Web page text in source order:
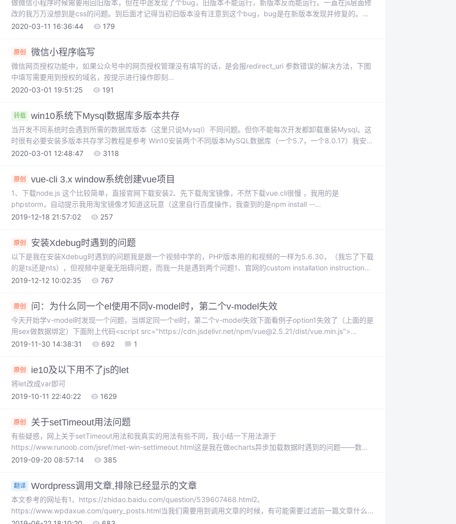
做微信小程序时候需要用回旧版本，但在中途发现了个bug，旧版本不能运行，新版本反而能运行。一直在js层面修
改的我万万没想到是css的问题。到后面才记得当初旧版本没有注意到这个bug，bug是在新版本发现并修复的。
bug出现的原因是css包没有导入，导致效果没有改变最后下来浪费了我大半个小时，真不该！！！总结两点：1、
2020-03-11 16:36:44 179
原创 微信小程序临写
微信网页授权功能中，如果公众号中的网页授权管理没有填写的话，是会报redirect_uri 参数错误的解决方法，下图
中填写需要用到授权的域名，按提示进行操作即刻...
2020-03-01 19:51:25
191
转载 win10系统下Mysql数据库多版本共存
当开发不同系统时会遇到所需的数据库版本（这里只说Mysql）不同问题。但你不能每次开发都卸载重装Mysql。这
时很有必要安装多版本共存学习教程是参考 Win10安装两个不同版本MySQL数据库（一个5.7，一个8.0.17）我安装
了两个版本，分别是5.5.56和5.7.29暂停服务如果已存在一个数据库，先暂停服务。 方法：Win+R回车，输入
2020-03-01 12:48:47 3118
原创 vue-cli 3.x window系统创建vue项目
1、下载node.js 这个比较简单，直接官网下载安装2、先下载淘宝镜像，不然下载vue.cli很慢 ，我用的是
phpstorm，自动提示我用淘宝镜像才知道这玩意（这里自行百度操作，我查到的是npm install --
2019-12-18 21:57:02 257
原创 安装Xdebug时遇到的问题
以下是我在安装Xdebug时遇到的问题我是跟一个视频中学的，PHP版本用的和视频的一样为5.6.30，（我忘了下载
的是ts还是nts），但视频中是毫无阻碍问题，而我一共是遇到两个问题1、官网的custom installation instructions
用不了该功能作用是帮你匹配相应的Xdebug版本，位置在https://xdebug.org/download#releases（下载链接...
2019-12-12 10:02:35 767
原创 问：为什么同一个el使用不同v-model时，第二个v-model失效
今天开始学v-model时发现一个问题，当绑定同一个el时，第二个v-model失效下面看例子option1失效了（上面的是
用sex做数据绑定）下面附上代码<script src="https://cdn.jsdelivr.net/npm/vue@2.5.21/dist/vue.min.js">
</script> <!--view层模板 --...
2019-11-30 14:38:31 692 1
原创 ie10及以下用不了js的let
将let改成var即可
2019-10-11 22:40:22
1629
原创 关于setTimeout用法问题
有些疑惑，网上关于setTimeout用法和我真实的用法有些不同，我小结一下用法源于
https://www.runoob.com/jsref/met-win-settimeout.html这是我在做echarts异步加载数据时遇到的问题——数据
获取时间不一样。当时做一个项目需要ajax获取数据库数据，一共有两个ajax，但有一个瞬间完成，另外一个需要
2019-09-20 08:57:14 385
翻译 Wordpress调用文章,排除已经显示的文章
本文参考的网址有1、https://zhidao.baidu.com/question/539607468.html2、
https://www.wpdaxue.com/query_posts.html当我们需要用到调用文章的时候，有可能需要过滤前一篇文章什么
的，这时就需要用到'offset'=>2（需要过滤的文章篇数）举例子：下图红框处除了第一篇文章会显示图片，其余的文